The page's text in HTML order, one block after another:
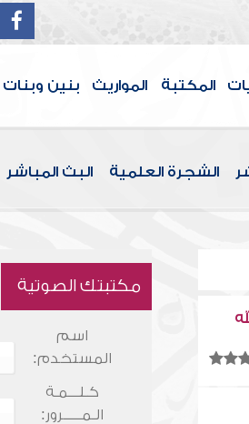
المكتبة المواريث بنين وبنات
الشجرة العلمية البث المباشر
مكتبتك الصوتية
اسم
المستخدم:
كـلـــمـة
الـمـــــرور: